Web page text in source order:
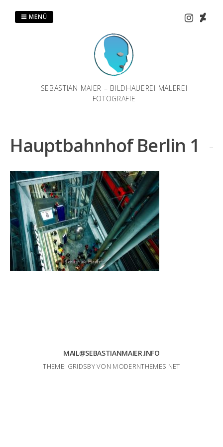
SEBASTIAN MAIER – BILDHAUEREI MALEREI
FOTOGRAFIE
MENÜ
Hauptbahnhof Berlin 1
MAIL@SEBASTIANMAIER.INFO
THEME: GRIDSBY VON MODERNTHEMES.NET